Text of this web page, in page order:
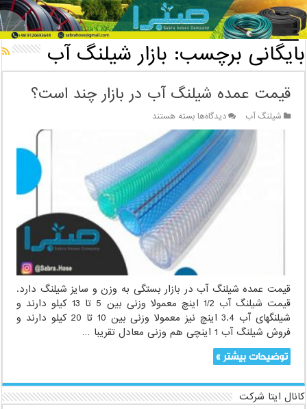
خانه / بایگانی برچسب: بازار شیلنگ آب
بایگانی برچسب: بازار شیلنگ آب
قیمت عمده شیلنگ آب در بازار چند است؟
شیلنگ آب دیدگاه‌هابرای
قیمت
عمده
شیلنگ
آب
در
بازار
چند
است؟
بسته هستند
قیمت عمده شیلنگ آب در بازار بستگی به وزن و سایز شیلنگ دارد.
قیمت شیلنگ آب 1/2 اینچ معمولا وزنی بین 5 تا 13 کیلو دارند و
شیلنگهای آب 3.4 اینچ نیز معمولا وزنی بین 10 تا 20 کیلو دارند و
فروش شیلنگ آب 1 اینچی هم وزنی معادل تقریبا …
توضیحات بیشتر »
کانال ایتا شرکت